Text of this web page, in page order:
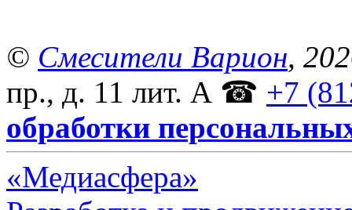
© Смесители Варион,
пр., д. 11 лит. А ☎ +7
обработки
«Медиасфера»